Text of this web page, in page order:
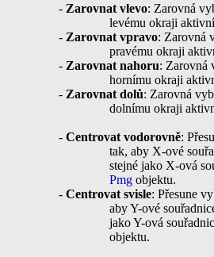
- Zarovnat vlevo: Zarovná
levému okraji
- Zarovnat vpravo: Zarovná
pravému okraji
- Zarovnat nahoru: Zarovná
hornímu okraji
- Zarovnat dolů: Zarovná
dolnímu okraji
- Centrovat vodorovně:
tak, aby X-ové
stejné jako X-ová
Pmg objektu.
- Centrovat svisle: Přesune
aby Y-ové
jako Y-ová
objektu.